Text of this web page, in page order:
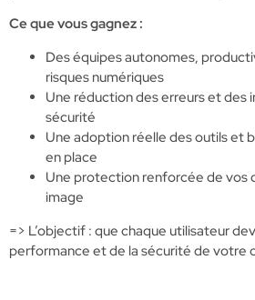
Ce que vous gagnez :
Des équipes autonomes,
risques numériques
Une réduction des erreurs et des
sécurité
Une adoption réelle des outils et
en place
Une protection renforcée de vos
image
=> L’objectif : que chaque utilisateur
performance et de la sécurité de votre